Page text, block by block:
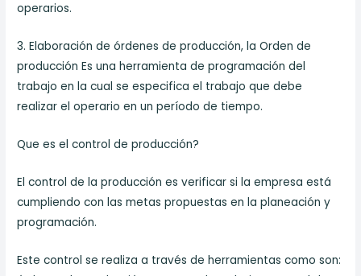
operarios.
3. Elaboración de órdenes de producción, la Orden de
producción Es una herramienta de programación del
trabajo en la cual se especifica el trabajo que debe
realizar el operario en un período de tiempo.
Que es el control de producción?
El control de la producción es verificar si la empresa está
cumpliendo con las metas propuestas en la planeación y
programación.
Este control se realiza a través de herramientas como son: